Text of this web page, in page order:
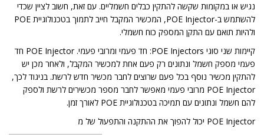
נגיש או במקומות שקשה להתקין כבלים חשמליים. עם זאת, חשוב לציין שכדי
להשתמש ב-POE Injector, המכשיר המקבל חייב לתמוך בטכנולוגיית POE
ולהיות תואם עם התקן המספק כוח חשמלי.
קיימות שני סוגי POE Injectors: חד פעמי ומרובי פעמי. POE Injector חד
פעמי מספק חשמל ונתונים רק פעם אחת למכשיר המקבל, ולאחר מכן יש
להתקין מכשיר נוסף בכל פעם שרוצים לחבר מכשיר חדש לרשת. בניגוד לכך,
POE Injector מרובי פעמי מאפשר לחבר מספר מכשירים לרשת ולספק
להם חשמל ונתונים עם תמיכה בטכנולוגיית POE לאורך זמן.
POE Injector יכול להפוך את ההתקנה והתפעול של מ